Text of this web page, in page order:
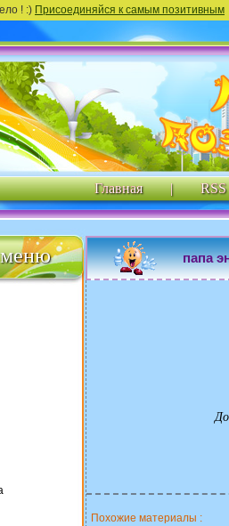
! :) Присоединяйся к самым позитивным
Главная | RSS
меню папа
Похожие материалы :